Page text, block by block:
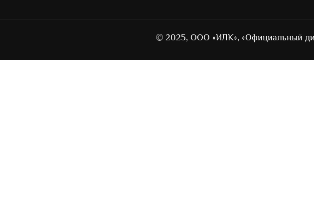
© 2025, ООО «ИЛК», «Официальный